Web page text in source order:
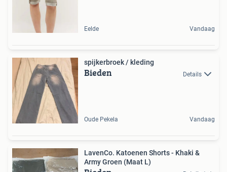
Eelde Vandaag
spijkerbroek / kleding
Bieden Details
Oude Pekela Vandaag
LavenCo. Katoenen Shorts - Khaki &
Army Groen (Maat L)